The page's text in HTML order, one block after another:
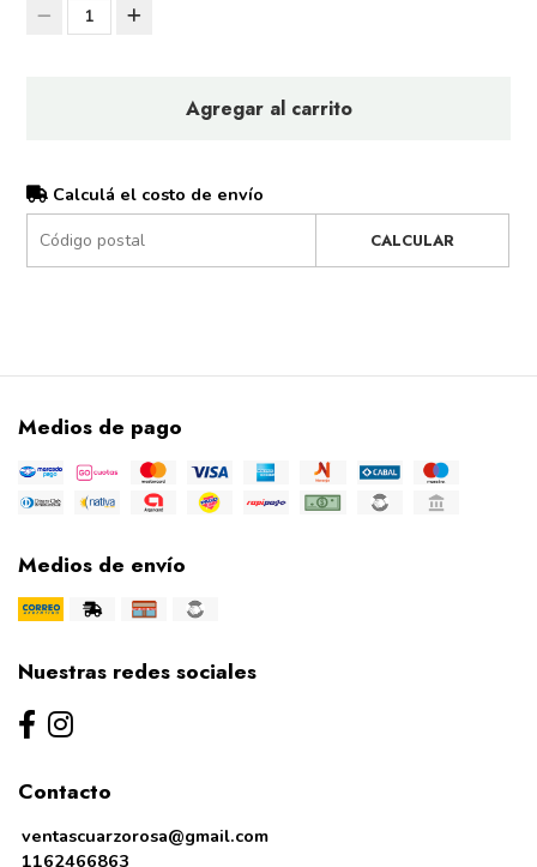
1
Agregar al carrito
Calculá el costo de envío
CALCULAR
Medios de pago
Medios de envío
Nuestras redes sociales
Contacto
ventascuarzorosa@gmail.com
1162466863